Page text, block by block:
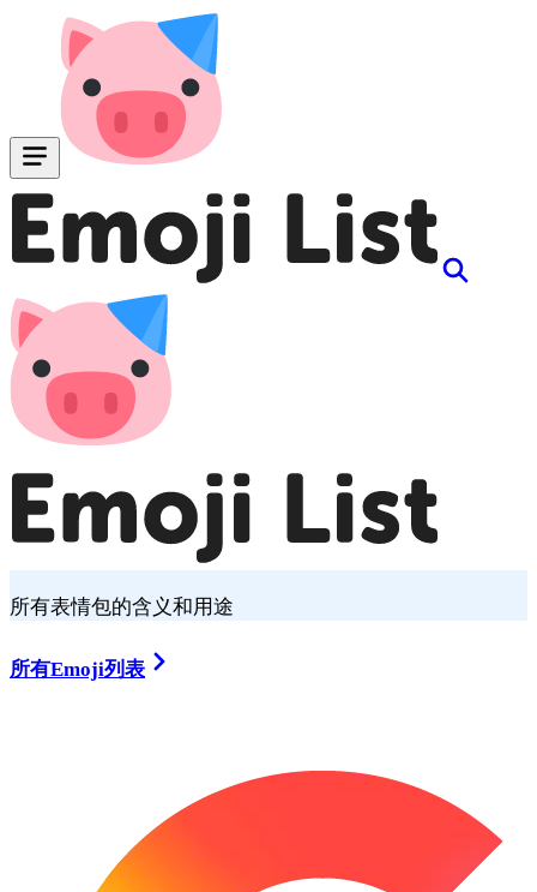
所有表情包的含义和用途
所有Emoji列表